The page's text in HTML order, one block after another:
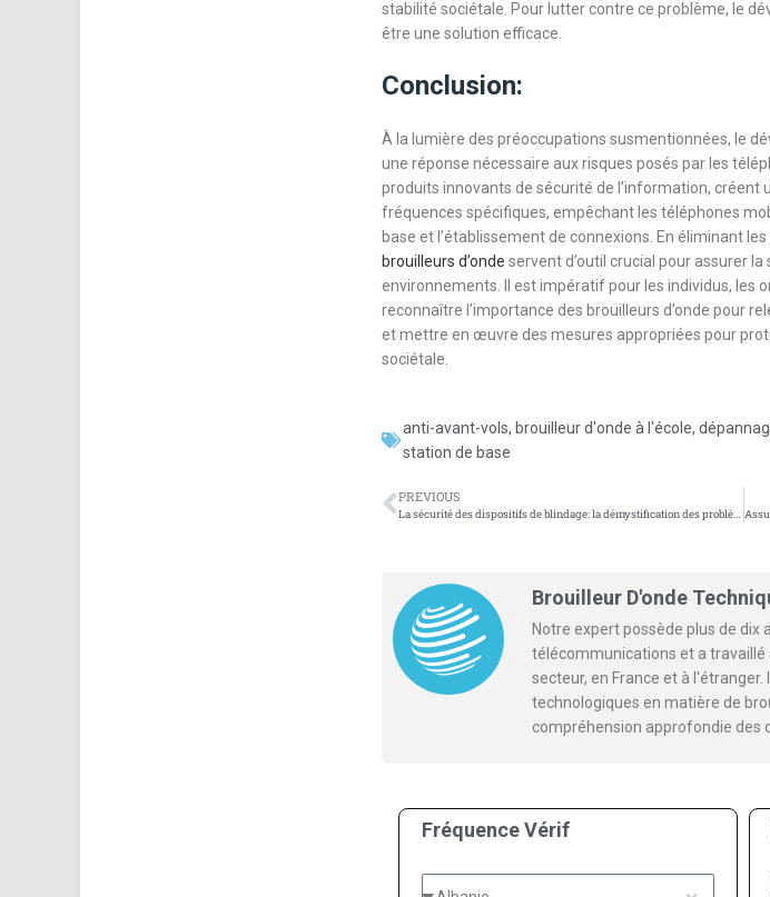
stabilité sociétale. Pour lutter contre ce problème, le
être une solution efficace.
Conclusion:
À la lumière des préoccupations susmentionnées, le
une réponse nécessaire aux risques posés par les
produits innovants de sécurité de l’information,
fréquences spécifiques, empêchant les téléphones
base et l’établissement de connexions. En éliminant
brouilleurs d’onde servent d’outil crucial pour assurer
environnements. Il est impératif pour les individus, les
reconnaître l’importance des brouilleurs d’onde pour
et mettre en œuvre des mesures appropriées pour
sociétale.
anti-avant-vols, brouilleur d'onde à l'école,
station de base
PREVIOUS
La sécurité des dispositifs de blindage: la démystification des problèmes de rayonnement
Brouilleur D'onde
Notre expert possède plus de dix
télécommunications et a
secteur, en France et à
technologiques en matière de
compréhension approfondie des
Fréquence Vérif